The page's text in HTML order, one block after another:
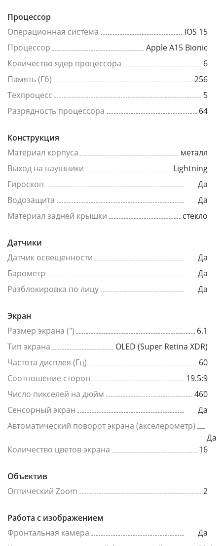
Процессор
Операционная система
iOS 15
Процессор
Apple A15 Bionic
Количество ядер процессора
6
Память (Гб)
256
Техпроцесс
5
Разрядность процессора
64
Конструкция
Материал корпуса
металл
Выход на наушники
Lightning
Гироскоп
Да
Водозащита
Да
Материал задней крышки
стекло
Датчики
Датчик освещенности
Да
Барометр
Да
Разблокировка по лицу
Да
Экран
Размер экрана (")
6.1
Тип экрана
OLED (Super Retina XDR)
Частота дисплея (Гц)
60
Соотношение сторон
19.5:9
Число пикселей на дюйм
460
Сенсорный экран
Да
Автоматический поворот экрана (акселерометр)
Да
Количество цветов экрана
16
Объектив
Оптический Zoom
2
Работа с изображением
Фронтальная камера
Да